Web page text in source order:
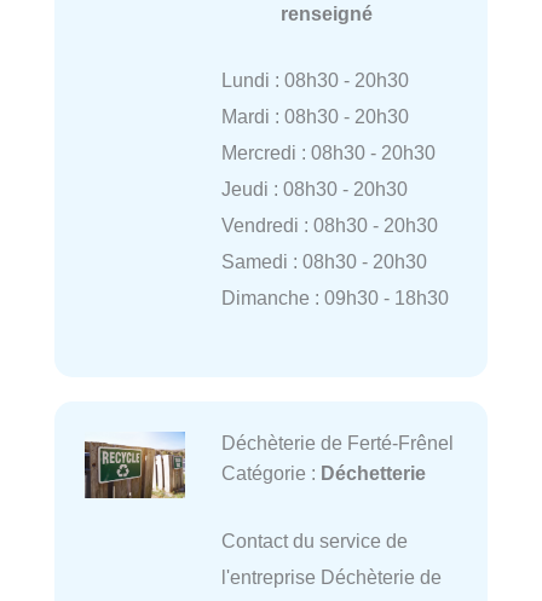
renseigné
Lundi : 08h30 - 20h30
Mardi : 08h30 - 20h30
Mercredi : 08h30 - 20h30
Jeudi : 08h30 - 20h30
Vendredi : 08h30 - 20h30
Samedi : 08h30 - 20h30
Dimanche : 09h30 - 18h30
Déchèterie de Ferté-Frênel
Catégorie : Déchetterie
Contact du service de
l'entreprise Déchèterie de